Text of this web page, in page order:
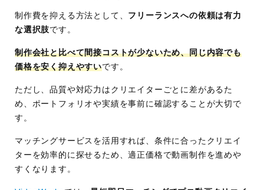
制作費を抑える方法として、 フリーランスへの依頼は有力
な選択肢です。
制作会社と比べて間接コストが少ないため、同じ内容でも
価格を安く抑えやすいです。
ただし、品質や対応力はクリエイターごとに差があるた
め、ポートフォリオや実績を事前に確認することが大切で
す。
マッチングサービスを活用すれば、条件に合ったクリエイ
ターを効率的に探せるため、適正価格で動画制作を進めや
すくなります。